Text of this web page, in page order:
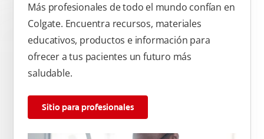
Más profesionales de todo el mundo confían en
Colgate. Encuentra recursos, materiales
educativos, productos e información para
ofrecer a tus pacientes un futuro más
saludable.
Sitio para profesionales